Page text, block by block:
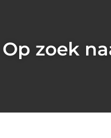
Op zoek